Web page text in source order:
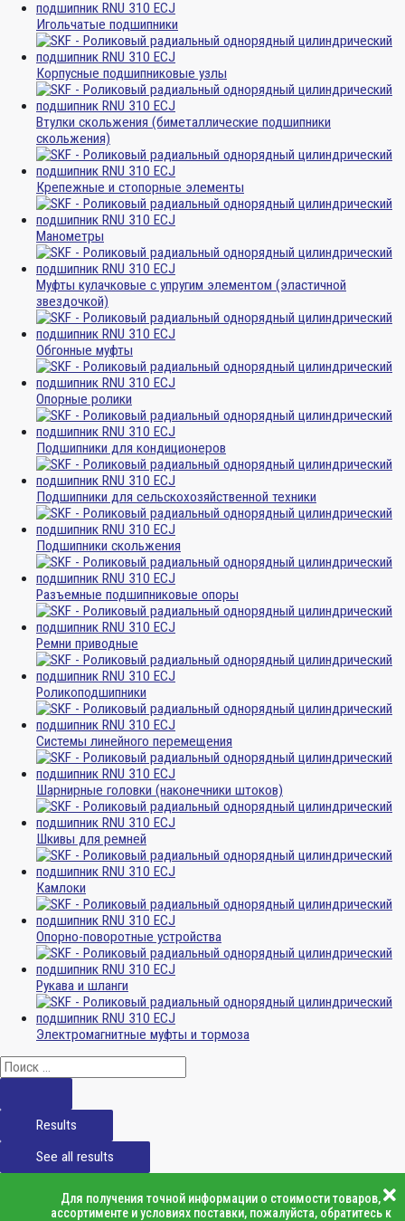
Игольчатые подшипники
Корпусные подшипниковые узлы
Втулки скольжения (биметаллические подшипники
скольжения)
Крепежные и стопорные элементы
Манометры
Муфты кулачковые с упругим элементом (эластичной
звездочкой)
Обгонные муфты
Опорные ролики
Подшипники для кондиционеров
Подшипники для сельскохозяйственной техники
Подшипники скольжения
Разъемные подшипниковые опоры
Ремни приводные
Роликоподшипники
Системы линейного перемещения
Шарнирные головки (наконечники штоков)
Шкивы для ремней
Камлоки
Опорно-поворотные устройства
Рукава и шланги
Электромагнитные муфты и тормоза
Results
See all results
Для получения точной информации о стоимости товаров,
ассортименте и условиях поставки, пожалуйста, обратитесь к